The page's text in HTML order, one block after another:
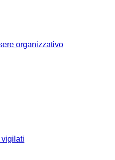
organizzativo
vigilati